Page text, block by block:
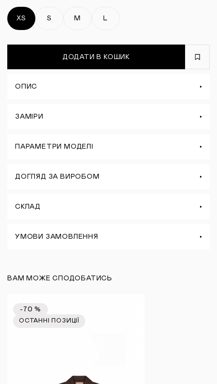
XS S M L
ДОДАТИ В КОШИК
ОПИС
ЗАМІРИ
ПАРАМЕТРИ МОДЕЛІ
ДОГЛЯД ЗА ВИРОБОМ
СКЛАД
УМОВИ ЗАМОВЛЕННЯ
ВАМ МОЖЕ СПОДОБАТИСЬ
-70 %
ОСТАННІ ПОЗИЦІЇ